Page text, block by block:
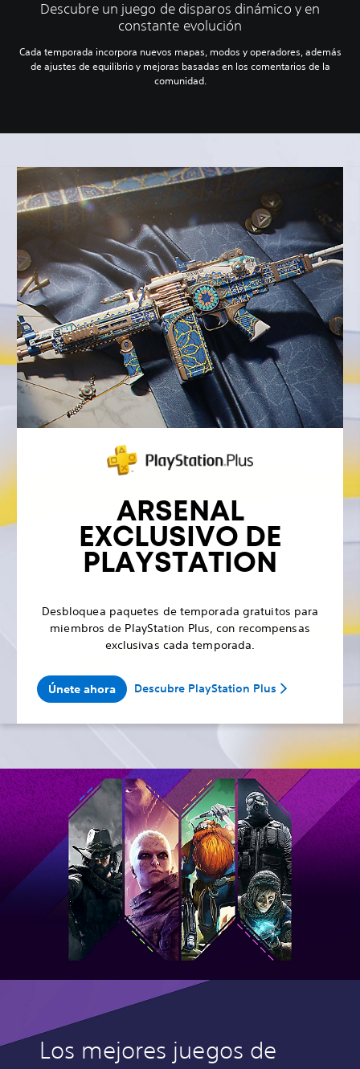
Descubre un juego de disparos dinámico y en
constante evolución
Cada temporada incorpora nuevos mapas, modos y operadores, además
de ajustes de equilibrio y mejoras basadas en los comentarios de la
comunidad.
ARSENAL
EXCLUSIVO DE
PLAYSTATION
Desbloquea paquetes de temporada gratuitos para
miembros de PlayStation Plus, con recompensas
exclusivas cada temporada.
Únete ahora Descubre PlayStation Plus
Los mejores juegos de